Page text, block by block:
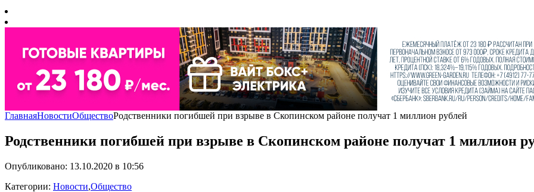
ГлавнаяНовостиОбществоРодственники погибшей при взрыве в Скопинском районе получат 1 миллион рублей
Родственники погибшей при взрыве в Скопинском районе получат 1 миллион
Опубликовано: 13.10.2020 в 10:56
Категории: Новости,Общество